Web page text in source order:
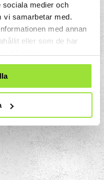
sociala medier och
vi samarbetar med.
med annan
eller som de har
33